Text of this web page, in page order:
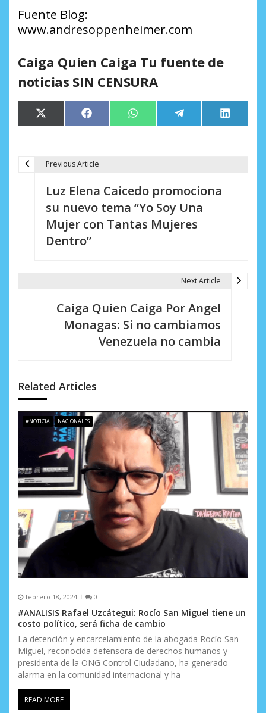
Fuente Blog:
www.andresoppenheimer.com
Caiga Quien Caiga Tu fuente de
noticias SIN CENSURA
Compartir
en
X
(Twitter)
Compartir
en
Facebook Compartir
en
WhatsApp Compartir
en
Telegram
en
LinkedIn
d
e
e
t
r
a
d
a
s
Previous Article
Luz Elena Caicedo promociona
su nuevo tema “Yo Soy Una
Mujer con Tantas Mujeres
Dentro”
Next Article
Caiga Quien Caiga Por Angel
Monagas: Si no cambiamos
Venezuela no cambia
Related Articles
#NOTICIA NACIONALES
febrero 18, 2024 0
#ANALISIS Rafael Uzcátegui: Rocío San Miguel tiene un
costo político, será ficha de cambio
La detención y encarcelamiento de la abogada Rocío San
Miguel, reconocida defensora de derechos humanos y
presidenta de la ONG Control Ciudadano, ha generado
alarma en la comunidad internacional y ha
READ MORE